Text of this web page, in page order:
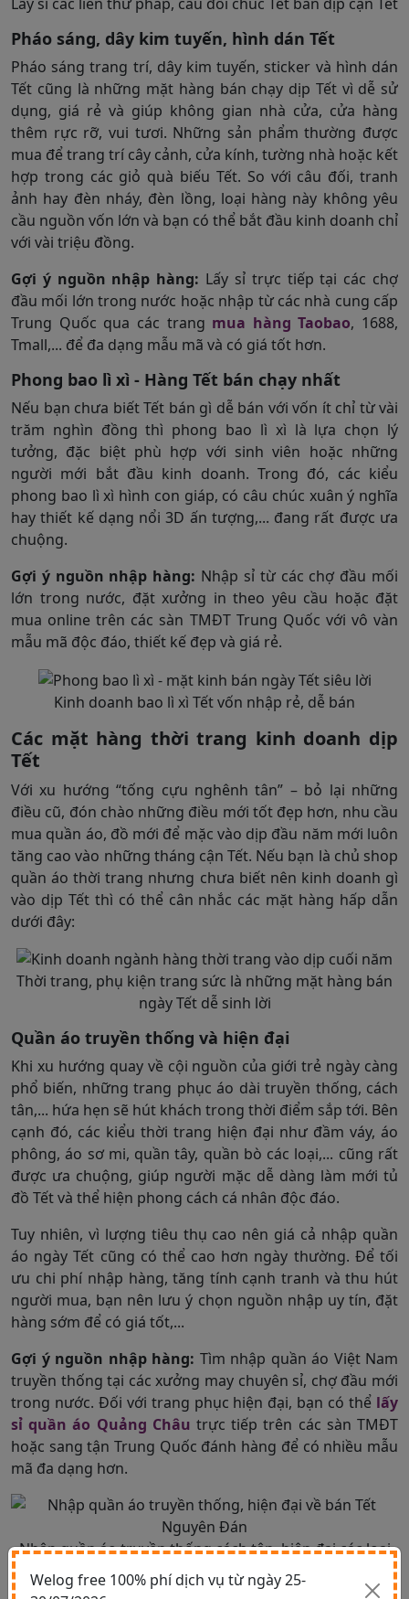
Pháo sáng, dây kim tuyến, hình dán Tết
Pháo sáng trang trí, dây kim tuyến, sticker và hình dán
Tết cũng là những mặt hàng bán chạy dịp Tết vì dễ sử
dụng, giá rẻ và giúp không gian nhà cửa, cửa hàng
thêm rực rỡ, vui tươi. Những sản phẩm thường được
mua để trang trí cây cảnh, cửa kính, tường nhà hoặc kết
hợp trong các giỏ quà biếu Tết. So với câu đối, tranh
ảnh hay đèn nháy, đèn lồng, loại hàng này không yêu
cầu nguồn vốn lớn và bạn có thể bắt đầu kinh doanh chỉ
với vài triệu đồng.
Gợi ý nguồn nhập hàng: Lấy sỉ trực tiếp tại các chợ
đầu mối lớn trong nước hoặc nhập từ các nhà cung cấp
Trung Quốc qua các trang mua hàng Taobao, 1688,
Tmall,... để đa dạng mẫu mã và có giá tốt hơn.
Phong bao lì xì - Hàng Tết bán chạy nhất
Nếu bạn chưa biết Tết bán gì dễ bán với vốn ít chỉ từ vài
trăm nghìn đồng thì phong bao lì xì là lựa chọn lý
tưởng, đặc biệt phù hợp với sinh viên hoặc những
người mới bắt đầu kinh doanh. Trong đó, các kiểu
phong bao lì xì hình con giáp, có câu chúc xuân ý nghĩa
hay thiết kế dạng nổi 3D ấn tượng,... đang rất được ưa
chuộng.
Gợi ý nguồn nhập hàng: Nhập sỉ từ các chợ đầu mối
lớn trong nước, đặt xưởng in theo yêu cầu hoặc đặt
mua online trên các sàn TMĐT Trung Quốc với vô vàn
mẫu mã độc đáo, thiết kế đẹp và giá rẻ.
Kinh doanh bao lì xì Tết vốn nhập rẻ, dễ bán
Các mặt hàng thời trang kinh doanh dịp
Tết
Với xu hướng “tống cựu nghênh tân” – bỏ lại những
điều cũ, đón chào những điều mới tốt đẹp hơn, nhu cầu
mua quần áo, đồ mới để mặc vào dịp đầu năm mới luôn
tăng cao vào những tháng cận Tết. Nếu bạn là chủ shop
quần áo thời trang nhưng chưa biết nên kinh doanh gì
vào dịp Tết thì có thể cân nhắc các mặt hàng hấp dẫn
dưới đây:
Thời trang, phụ kiện trang sức là những mặt hàng bán
ngày Tết dễ sinh lời
Quần áo truyền thống và hiện đại
Khi xu hướng quay về cội nguồn của giới trẻ ngày càng
phổ biến, những trang phục áo dài truyền thống, cách
tân,... hứa hẹn sẽ hút khách trong thời điểm sắp tới. Bên
cạnh đó, các kiểu thời trang hiện đại như đầm váy, áo
phông, áo sơ mi, quần tây, quần bò các loại,... cũng rất
được ưa chuộng, giúp người mặc dễ dàng làm mới tủ
đồ Tết và thể hiện phong cách cá nhân độc đáo.
Tuy nhiên, vì lượng tiêu thụ cao nên giá cả nhập quần
áo ngày Tết cũng có thể cao hơn ngày thường. Để tối
ưu chi phí nhập hàng, tăng tính cạnh tranh và thu hút
người mua, bạn nên lưu ý chọn nguồn nhập uy tín, đặt
hàng sớm để có giá tốt,...
Gợi ý nguồn nhập hàng: Tìm nhập quần áo Việt Nam
truyền thống tại các xưởng may chuyên sỉ, chợ đầu mới
trong nước. Đối với trang phục hiện đại, bạn có thể lấy
sỉ quần áo Quảng Châu trực tiếp trên các sàn TMĐT
hoặc sang tận Trung Quốc đánh hàng để có nhiều mẫu
mã đa dạng hơn.
Nhập quần áo truyền thống cách tân, hiện đại các loại
về bán dịp Tết
Welog free 100% phí dịch vụ từ ngày 25-